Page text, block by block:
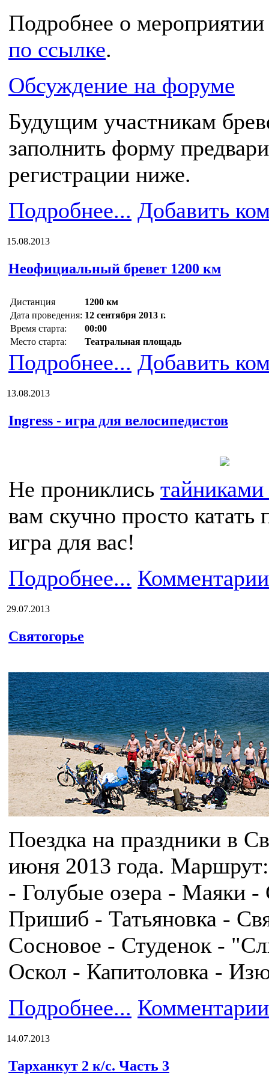
Подробнее о
по ссылке.
Обсуждение на форуме
Будущим участникам
заполнить форму
регистрации ниже.
Подробнее... Добавить
15.08.2013
Неофициальный бревет 1200 км
Дистанция
1200 км
Дата проведения: 12 сентября 2013 г.
Время старта:
00:00
Место старта:
Театральная площадь
Подробнее... Добавить
13.08.2013
Ingress - игра для велосипедистов
Не прониклись
вам скучно просто катать
игра для вас!
Подробнее...
29.07.2013
Святогорье
Поездка на праздники в
июня 2013 года.
- Голубые озера - Маяки -
Пришиб - Татьяновка -
Сосновое - Студенок -
Оскол - Капитоловка -
Подробнее...
14.07.2013
Тарханкут 2 к/с. Часть 3